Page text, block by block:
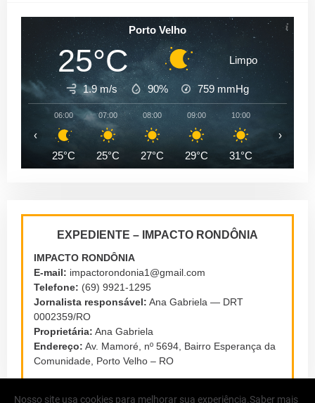
Porto Velho
25°C Limpo
1.9 m/s 90% 759 mmHg
06:00
25°C
07:00
25°C
08:00
27°C
09:00
29°C
10:00
31°C
‹ ›
EXPEDIENTE – IMPACTO RONDÔNIA
IMPACTO RONDÔNIA
E-mail: impactorondonia1@gmail.com
Telefone: (69) 9921-1295
Jornalista responsável: Ana Gabriela — DRT
0002359/RO
Proprietária: Ana Gabriela
Endereço: Av. Mamoré, nº 5694, Bairro Esperança da
Comunidade, Porto Velho – RO
Nosso site usa cookies para melhorar sua experiência.Saber mais